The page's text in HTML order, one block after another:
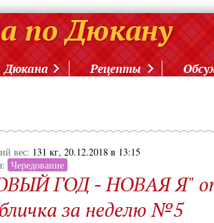
Дюкана Рецепты
вес: 131 кг, 20.12.2018 в 13:15
Чередование
ГОД - НОВАЯ Я"
за неделю №5